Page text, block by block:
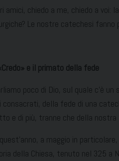
amici, chiedo a me, chiedo a voi:
Le nostre catechesi fanno
» e il primato della fede
poco di Dio, sul quale c’è
consacrati, della fede di una
e di più, tranne che della nostra
a maggio in
della Chiesa, tenuto nel 325 a